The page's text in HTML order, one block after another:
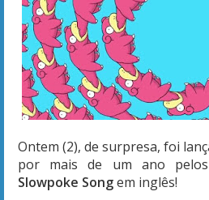
Ontem (2), de surpresa, foi
por mais de um ano
Slowpoke Songem inglês!